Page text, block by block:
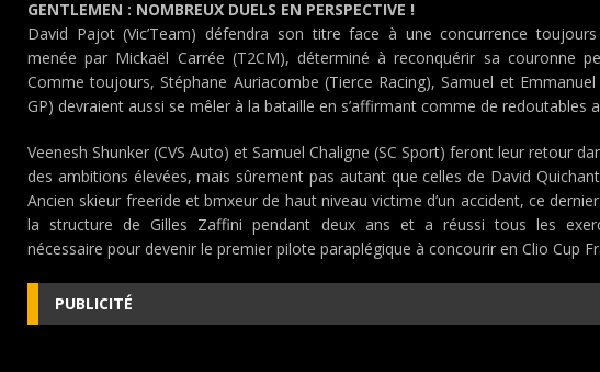
GENTLEMEN : NOMBREUX DUELS EN PERSPECTIVE !
David Pajot (Vic’Team) défendra son titre face à une concurrence
menée par Mickaël Carrée (T2CM), déterminé à reconquérir sa couronne
Comme toujours, Stéphane Auriacombe (Tierce Racing), Samuel et
GP) devraient aussi se mêler à la bataille en s’affirmant comme de redoutables
Veenesh Shunker (CVS Auto) et Samuel Chaligne (SC Sport) feront leur retour
des ambitions élevées, mais sûrement pas autant que celles de David
Ancien skieur freeride et bmxeur de haut niveau victime d’un accident, ce
la structure de Gilles Zaffini pendant deux ans et a réussi tous les
nécessaire pour devenir le premier pilote paraplégique à concourir en Clio Cup
PUBLICITÉ